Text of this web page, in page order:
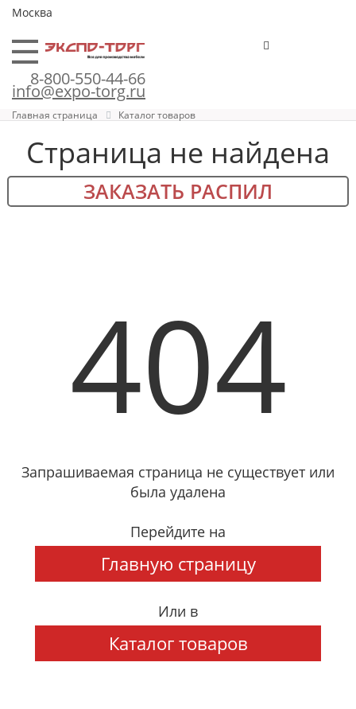
Москва
8-800-550-44-66
info@expo-torg.ru
Главная страница Каталог товаров
Страница не найдена
ЗАКАЗАТЬ РАСПИЛ
404
Запрашиваемая страница не существует или
была удалена
Перейдите на
Главную страницу
Или в
Каталог товаров